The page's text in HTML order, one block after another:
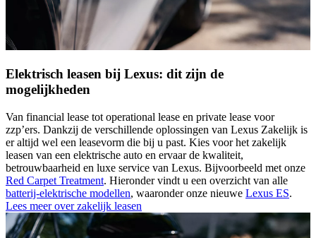
Elektrisch leasen bij Lexus: dit zijn de
mogelijkheden
Van financial lease tot operational lease en private lease voor
zzp’ers. Dankzij de verschillende oplossingen van Lexus Zakelijk is
er altijd wel een leasevorm die bij u past. Kies voor het zakelijk
leasen van een elektrische auto en ervaar de kwaliteit,
betrouwbaarheid en luxe service van Lexus. Bijvoorbeeld met onze
Red Carpet Treatment. Hieronder vindt u een overzicht van alle
batterij-elektrische modellen, waaronder onze nieuwe Lexus ES.
Lees meer over zakelijk leasen